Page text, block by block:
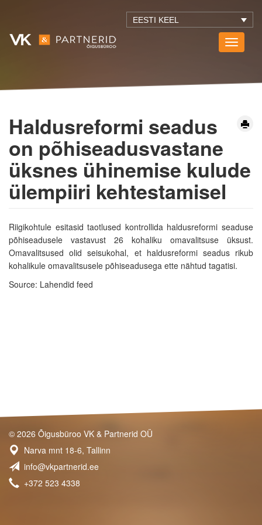
EESTI KEEL
Toggle
Haldusreformi seadus
on põhiseadusvastane
üksnes ühinemise kulude
ülempiiri kehtestamisel
Riigikohtule esitasid taotlused kontrollida haldusreformi seaduse
põhiseadusele vastavust 26 kohaliku omavalitsuse üksust.
Omavalitsused olid seisukohal, et haldusreformi seadus rikub
kohalikule omavalitsusele põhiseadusega ette nähtud tagatisi.
Source: Lahendid feed
© 2026 Õigusbüroo VK & Partnerid OÜ
Narva mnt 18-6, Tallinn
info@vkpartnerid.ee
+372 523 4338